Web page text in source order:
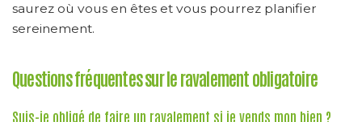
saurez où vous en êtes et vous pourrez planifier
sereinement.
Questions fréquentes sur le ravalement obligatoire
Suis-je obligé de faire un ravalement si je vends mon bien ?